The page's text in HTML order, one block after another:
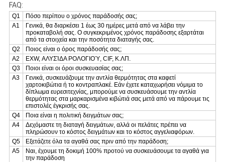
FAQ:
Q1
Πόσο περίπου ο χρόνος παράδοσής σας;
Α1
Γενικά, θα διαρκέσει 1 έως 30 ημέρες μετά από να λάβει την
προκαταβολή σας. Ο συγκεκριμένος χρόνος παράδοσης εξαρτάται
από τα στοιχεία και την ποσότητα διαταγής σας.
Q2
Ποιος είναι ο όρος παράδοσής σας;
A2
EXW, ΑΛΥΣΊΔΑ ΡΟΛΟΓΙΟΎ, CIF, Κ.ΛΠ.
Q3
Ποιοι είναι οι όροι συσκευασίας σας;
A3
Γενικά, συσκευάζουμε την αντλία θερμότητας στα καφετί
χαρτοκιβώτια ή το κοντραπλακέ. Εάν έχετε καταχωρήσει νόμιμα το
δίπλωμα ευρεσιτεχνίας, μπορούμε να συσκευάσουμε την αντλία
θερμότητας στα μαρκαρισμένα κιβώτιά σας μετά από να πάρουμε τις
επιστολές έγκρισής σας.
Q4
Ποια είναι η πολιτική δειγμάτων σας;
A4
Δεχόμαστε τη διαταγή δειγμάτων, αλλά οι πελάτες πρέπει να
πληρώσουν το κόστος δειγμάτων και το κόστος αγγελιαφόρων.
Q5
Εξετάζετε όλα τα αγαθά σας πριν από την παράδοση;
A5
Ναι, έχουμε τη δοκιμή 100% προτού να συσκευάσουμε τα αγαθά για
την παράδοση